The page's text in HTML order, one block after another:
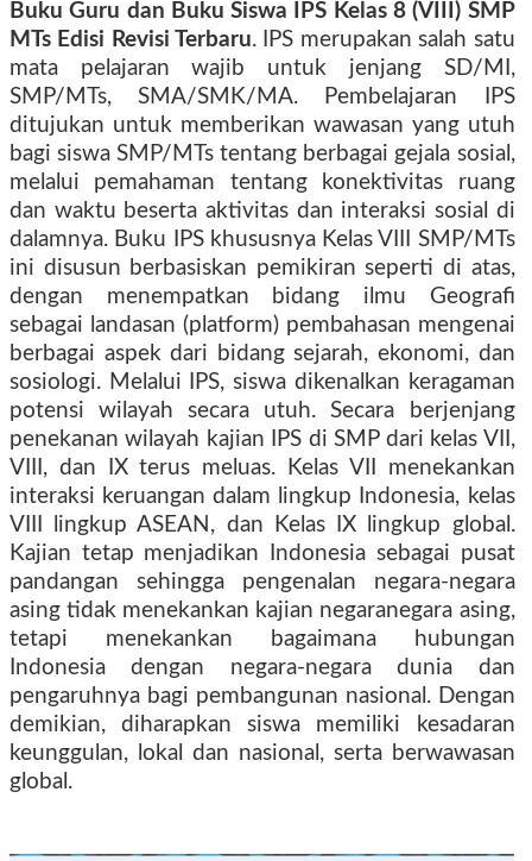
Buku Guru dan Buku Siswa IPS Kelas 8 (VIII) SMP
MTs Edisi Revisi Terbaru. IPS merupakan salah satu
mata pelajaran wajib untuk jenjang SD/MI,
SMP/MTs, SMA/SMK/MA. Pembelajaran IPS
ditujukan untuk memberikan wawasan yang utuh
bagi siswa SMP/MTs tentang berbagai gejala sosial,
melalui pemahaman tentang konektivitas ruang
dan waktu beserta aktivitas dan interaksi sosial di
dalamnya. Buku IPS khususnya Kelas VIII SMP/MTs
ini disusun berbasiskan pemikiran seperti di atas,
dengan menempatkan bidang ilmu Geografi
sebagai landasan (platform) pembahasan mengenai
berbagai aspek dari bidang sejarah, ekonomi, dan
sosiologi. Melalui IPS, siswa dikenalkan keragaman
potensi wilayah secara utuh. Secara berjenjang
penekanan wilayah kajian IPS di SMP dari kelas VII,
VIII, dan IX terus meluas. Kelas VII menekankan
interaksi keruangan dalam lingkup Indonesia, kelas
VIII lingkup ASEAN, dan Kelas IX lingkup global.
Kajian tetap menjadikan Indonesia sebagai pusat
pandangan sehingga pengenalan negara-negara
asing tidak menekankan kajian negaranegara asing,
tetapi menekankan bagaimana hubungan
Indonesia dengan negara-negara dunia dan
pengaruhnya bagi pembangunan nasional. Dengan
demikian, diharapkan siswa memiliki kesadaran
keunggulan, lokal dan nasional, serta berwawasan
global.